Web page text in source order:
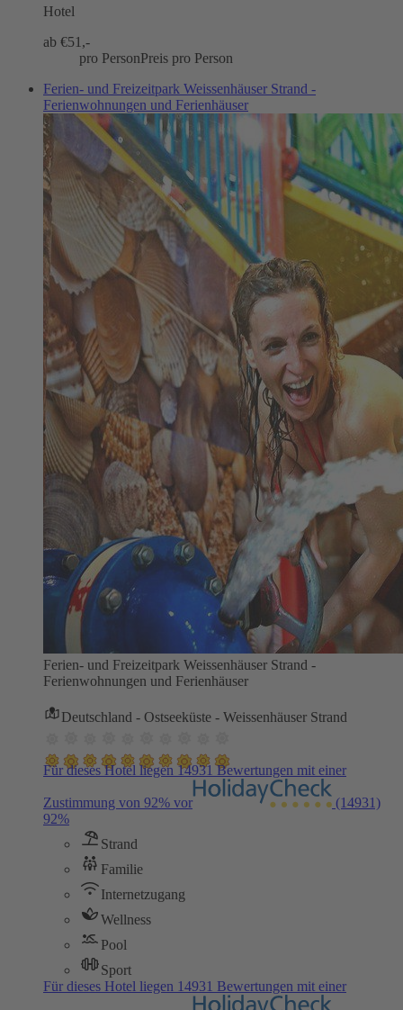
Hotel
ab €51,-
pro PersonPreis pro Person
Ferien- und Freizeitpark Weissenhäuser Strand -
Ferienwohnungen und Ferienhäuser
Ferien- und Freizeitpark Weissenhäuser Strand -
Ferienwohnungen und Ferienhäuser
Deutschland - Ostseeküste - Weissenhäuser Strand
Für dieses Hotel liegen 14931 Bewertungen mit einer
Zustimmung von 92% vor
(14931)
92%
Strand
Familie
Internetzugang
Wellness
Pool
Sport
Für dieses Hotel liegen 14931 Bewertungen mit einer